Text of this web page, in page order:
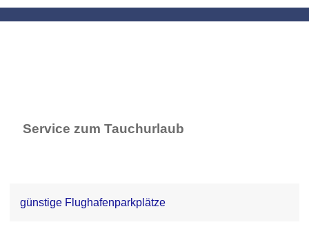
Service zum Tauchurlaub
günstige Flughafenparkplätze